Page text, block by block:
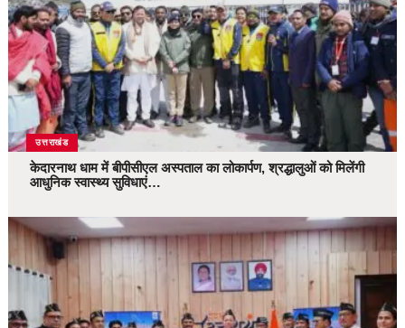
उत्तराखंड
केदारनाथ धाम में बीपीसीएल अस्पताल का लोकार्पण, श्रद्धालुओं को मिलेंगी
आधुनिक स्वास्थ्य सुविधाएं…